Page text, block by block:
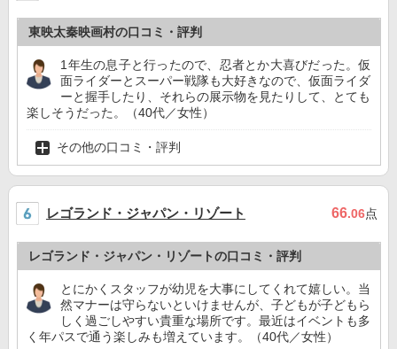
東映太秦映画村の口コミ・評判
1年生の息子と行ったので、忍者とか大喜びだった。仮
面ライダーとスーパー戦隊も大好きなので、仮面ライダ
ーと握手したり、それらの展示物を見たりして、とても
楽しそうだった。（40代／女性）
その他の口コミ・評判
レゴランド・ジャパン・リゾート 66.06点
レゴランド・ジャパン・リゾートの口コミ・評判
とにかくスタッフが幼児を大事にしてくれて嬉しい。当
然マナーは守らないといけませんが、子どもが子どもら
しく過ごしやすい貴重な場所です。最近はイベントも多
く年パスで通う楽しみも増えています。（40代／女性）